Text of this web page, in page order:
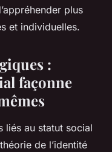
plus
et individuelles.
:
façonne
liés au statut social
de l’identité